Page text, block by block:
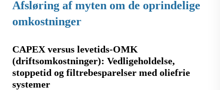
Afsløring af myten om de oprindelige
omkostninger
CAPEX versus levetids-OMK
(driftsomkostninger): Vedligeholdelse,
stoppetid og filtrebesparelser med oliefrie
systemer